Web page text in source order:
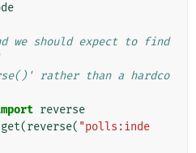
we should expect to find
rather than a hardco
reverse
get(reverse( "polls:inde